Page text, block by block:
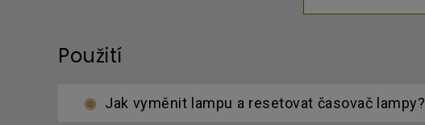
Použití
Jak vyměnit lampu a resetovat časovač lampy?